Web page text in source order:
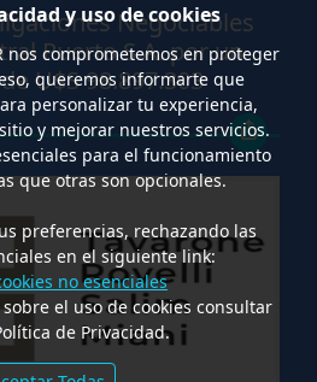
Negociables
Puerto S.A. por un
U$S 98.897.303
y uso de cookies
nos comprometemos en proteger
queremos informarte que
personalizar tu experiencia,
y mejorar nuestros servicios.
para el funcionamiento
que otras son opcionales.
preferencias, rechazando las
en el siguiente link:
no esenciales
el uso de cookies consultar
de Privacidad.